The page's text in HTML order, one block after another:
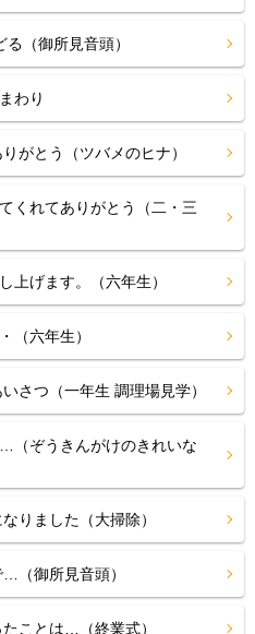
（御所見音頭）
わり
がとう（ツバメのヒナ）
くれてありがとう（二・三
げます。（六年生）
（六年生）
さつ（一年生 調理場見学）
ぞうきんがけのきれいな
りました（大掃除）
（御所見音頭）
ことは…（終業式）